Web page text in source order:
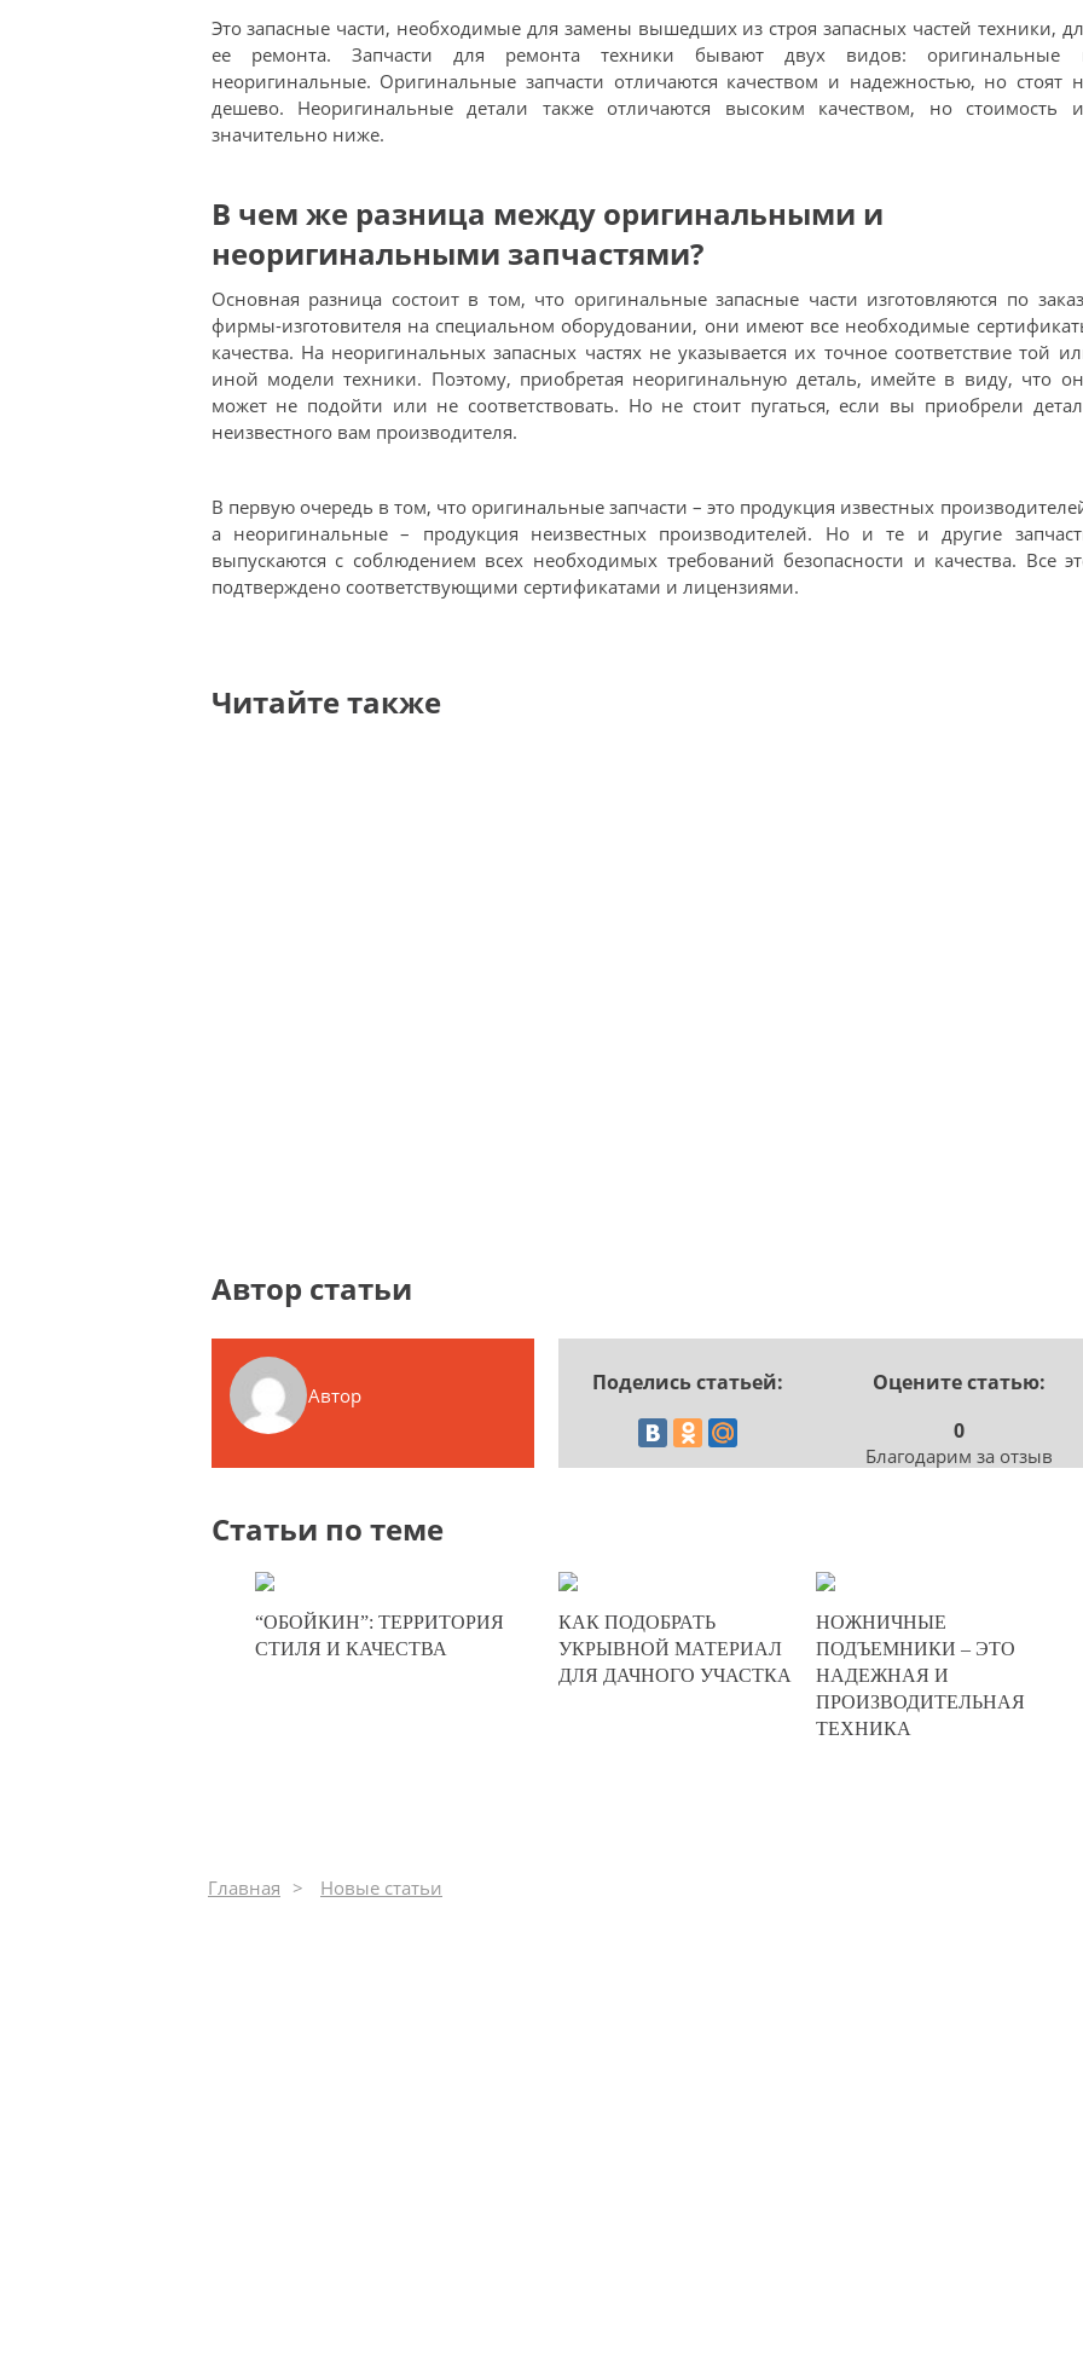
Это запасные части, необходимые для замены вышедших из строя запасных частей техники,
ее ремонта. Запчасти для ремонта техники бывают двух видов: оригинальные
неоригинальные. Оригинальные запчасти отличаются качеством и надежностью, но стоят
дешево. Неоригинальные детали также отличаются высоким качеством, но стоимость
значительно ниже.
В чем же разница между оригинальными и
неоригинальными запчастями?
Основная разница состоит в том, что оригинальные запасные части изготовляются по
фирмы-изготовителя на специальном оборудовании, они имеют все необходимые
качества. На неоригинальных запасных частях не указывается их точное соответствие той
иной модели техники. Поэтому, приобретая неоригинальную деталь, имейте в виду, что
может не подойти или не соответствовать. Но не стоит пугаться, если вы приобрели
неизвестного вам производителя.
В первую очередь в том, что оригинальные запчасти – это продукция известных
а неоригинальные – продукция неизвестных производителей. Но и те и другие
выпускаются с соблюдением всех необходимых требований безопасности и качества. Все
подтверждено соответствующими сертификатами и лицензиями.
Читайте также
Автор статьи
Автор Поделись статьей:
Оцените статью:
0
Благодарим за отзыв
Статьи по теме
0
“ОБОЙКИН”: ТЕРРИТОРИЯ
СТИЛЯ И КАЧЕСТВА
0
391
КАК ПОДОБРАТЬ
УКРЫВНОЙ МАТЕРИАЛ
ДЛЯ ДАЧНОГО УЧАСТКА
0
675
НОЖНИЧНЫЕ
ПОДЪЕМНИКИ – ЭТО
НАДЕЖНАЯ И
ПРОИЗВОДИТЕЛЬНАЯ
ТЕХНИКА
Главная Новые статьи